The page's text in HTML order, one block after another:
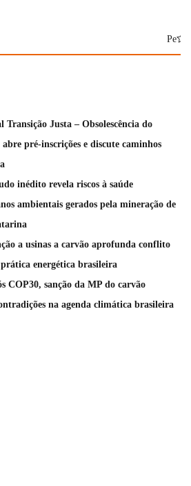
Transição Justa – Obsolescência do
pré-inscrições e discute caminhos
inédito revela riscos à saúde
ambientais gerados pela mineração de
a usinas a carvão aprofunda conflito
energética brasileira
COP30, sanção da MP do carvão
na agenda climática brasileira